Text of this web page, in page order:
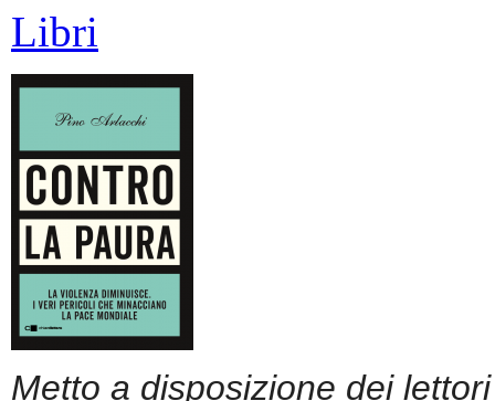
Libri
Metto a disposizione dei